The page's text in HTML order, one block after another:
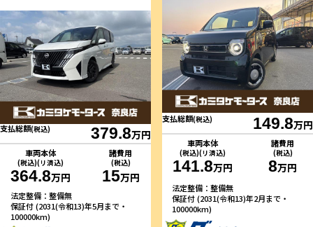
支払総額(税込) 379.8万円
車両本体
(税込)(リ済込)
364.8万円
諸費用
(税込)
15万円
法定整備：整備無
保証付 (2031(令和13)年5月まで・
100000km)
支払総額(税込) 149.8万円
車両本体
(税込)(リ済込)
141.8万円
諸費用
(税込)
8万円
法定整備：整備無
保証付 (2031(令和13)年2月まで・
100000km)